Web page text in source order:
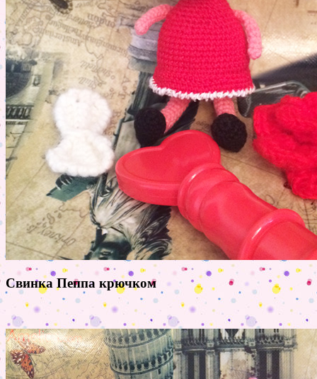
Свинка Пеппа крючком